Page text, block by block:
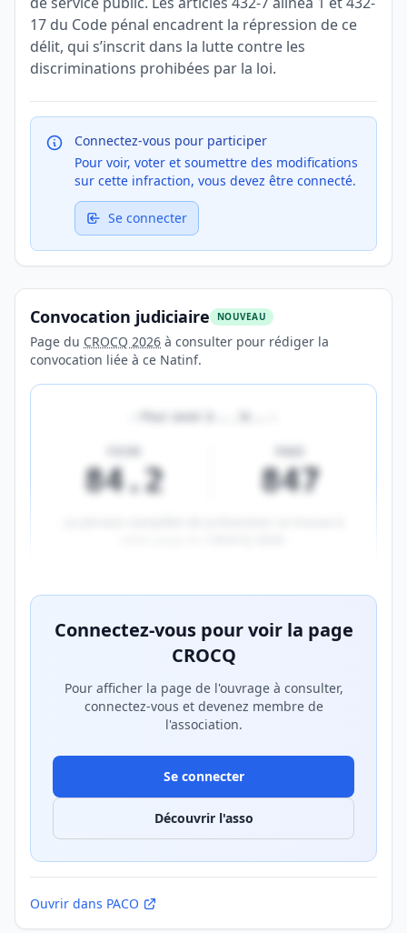
17 du Code pénal encadrent la répression de ce
délit, qui s’inscrit dans la lutte contre les
discriminations prohibées par la loi.
Connectez-vous pour participer
Pour voir, voter et soumettre des modifications
sur cette infraction, vous devez être connecté.
Se connecter
Convocation judiciaire NOUVEAU
Page du CROCQ 2026 à consulter pour rédiger la
convocation liée à ce Natinf.
Pour avoir à
84.2 847
Connectez-vous pour voir la page
CROCQ
Pour afficher la page de l'ouvrage à consulter,
connectez-vous et devenez membre de
l'association.
Se connecter
Découvrir l'asso
Ouvrir dans PACO